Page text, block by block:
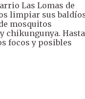
Las Lomas de
limpiar sus
mosquitos
chikungunya. Hasta
focos y posibles